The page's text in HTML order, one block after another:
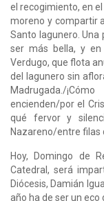
el recogimiento, en
moreno y compartir
Santo lagunero. Una
ser más bella, y
Verdugo, que flota
del lagunero sin
Madrugada./
encienden/por el
qué fervor y
Nazareno/entre filas
Hoy, Domingo de
Catedral, será
Diócesis, Damián
año ha de ser un eco